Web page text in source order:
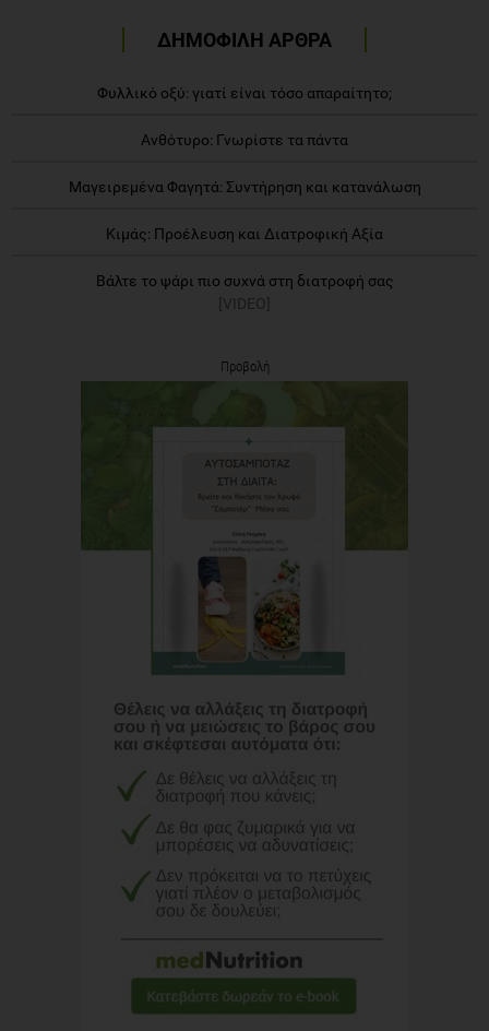
ΔΗΜΟΦΙΛΗ ΑΡΘΡΑ
Φυλλικό οξύ: γιατί είναι τόσο απαραίτητο;
Ανθότυρο: Γνωρίστε τα πάντα
Μαγειρεμένα Φαγητά: Συντήρηση και κατανάλωση
Κιμάς: Προέλευση και Διατροφική Αξία
Βάλτε το ψάρι πιο συχνά στη διατροφή σας
[VIDEO]
Προβολή